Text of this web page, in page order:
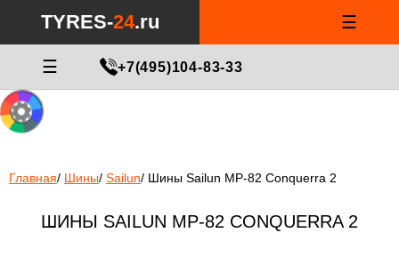
24.ru/html/catalog/controller/product/shinydiski.php
on line
TYRES-24.ru ☰
☰ +7(495)104-83-33
Главная/ Шины/ Sailun/ Шины Sailun MP-82 Conquerra 2
ШИНЫ SAILUN MP-82 CONQUERRA 2